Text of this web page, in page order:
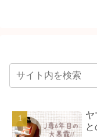
ヤ